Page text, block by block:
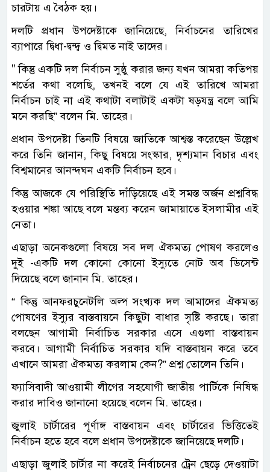
চারটায় এ বৈঠক হয়।
দলটি প্রধান উপদেষ্টাকে জানিয়েছে, নির্বাচনের তারিখের
ব্যাপারে দ্বিধা-দ্বন্দ্ব ও দ্বিমত নাই তাদের।
" কিন্তু একটি দল নির্বাচন সুষ্ঠু করার জন্য যখন আমরা কতিপয়
শর্তের কথা বলেছি, তখনই বলে যে এই তারিখে আমরা
নির্বাচন চাই না এই কথাটা বলাটাই একটা ষড়যন্ত্র বলে আমি
মনে করছি” বলেন মি. তাহের।
প্রধান উপদেষ্টা তিনটি বিষয়ে জাতিকে আশ্বস্ত করেছেন উল্লেখ
করে তিনি জানান, কিছু বিষয়ে সংস্কার, দৃশ্যমান বিচার এবং
বিশ্বমানের আনন্দঘন একটি নির্বাচন হবে।
কিন্তু আজকে যে পরিস্থিতি দাঁড়িয়েছে এই সমস্ত অর্জন প্রশ্নবিদ্ধ
হওয়ার শঙ্কা আছে বলে মন্তব্য করেন জামায়াতে ইসলামীর এই
নেতা।
এছাড়া অনেকগুলো বিষয়ে সব দল ঐকমত্য পোষণ করলেও
দুই -একটি দল কোনো কোনো ইস্যুতে নোট অব ডিসেন্ট
দিয়েছে বলে জানান মি. তাহের।
“ কিন্তু আনফরচুনেটলি অল্প সংখ্যক দল আমাদের ঐকমত্য
পোষণের ইস্যুর বাস্তবায়নে কিছুটা বাধার সৃষ্টি করছে। তারা
বলছেন আগামী নির্বাচিত সরকার এসে এগুলা বাস্তবায়ন
করবে। আগামী নির্বাচিত সরকার যদি বাস্তবায়ন করে তবে
এখানে আমরা ঐকমত্য করলাম কেন?” প্রশ্ন তোলেন তিনি।
ফ্যাসিবাদী আওয়ামী লীগের সহযোগী জাতীয় পার্টিকে নিষিদ্ধ
করার দাবিও জানানো হয়েছে বলেন মি. তাহের।
জুলাই চার্টারের পূর্ণাঙ্গ বাস্তবায়ন এবং চার্টারের ভিত্তিতেই
নির্বাচন হতে হবে বলে প্রধান উপদেষ্টাকে জানিয়েছে দলটি।
এছাড়া জুলাই চার্টার না করেই নির্বাচনের ট্রেন ছেড়ে দেওয়াটা